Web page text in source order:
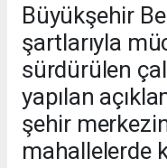
Büyükşehir
şartlarıyla
sürdürülen
yapılan
şehir
mahallelerde